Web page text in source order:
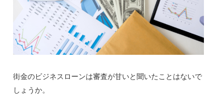
街金のビジネスローンは審査が甘いと聞いたことはないで
しょうか。